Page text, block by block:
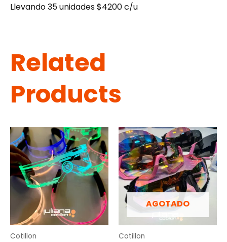
Llevando 35 unidades $4200 c/u
Related
Products
Cotillon
AGOTADO
Cotillon